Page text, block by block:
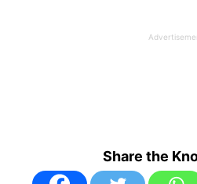
Share the